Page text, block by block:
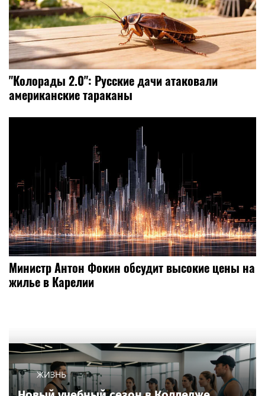
"Колорады 2.0": Русские дачи атаковали
американские тараканы
Министр Антон Фокин обсудит высокие цены на
жилье в Карелии
ЖИЗНЬ